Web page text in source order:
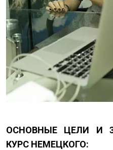
ОСНОВНЫЕ ЦЕЛИ И
КУРС НЕМЕЦКОГО: